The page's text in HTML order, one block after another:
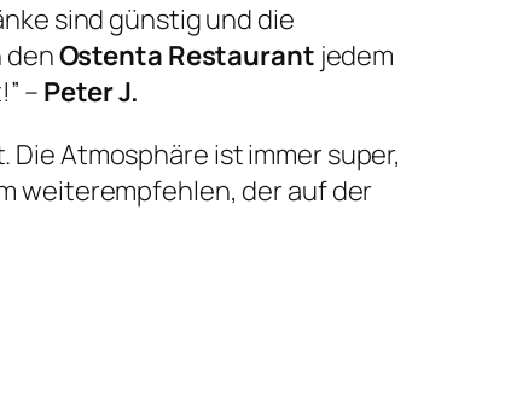
sind günstig und die
denOstenta Restaurant jedem
– Peter J.
Atmosphäre ist immer super,
weiterempfehlen, der auf der